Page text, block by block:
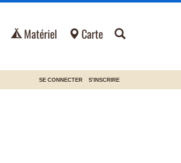
Matériel Carte
SE CONNECTER S'INSCRIRE